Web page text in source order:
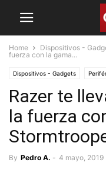
Home Dispositivos -
fuerza con la gama...
Dispositivos - Gadgets
Razer te
la fuerza
By Pedro A. - 4 mayo, 2019